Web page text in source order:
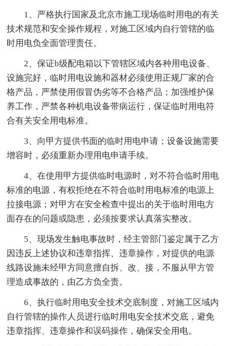
1、严格执行国家及北京市施工现场临时用电的有关
技术规范和安全操作规程，对施工区域内自行管辖的临
时用电负全面管理责任。
2、保证b级配电箱以下管辖区域内各种用电设备、
设施完好，临时用电设施和器材必须使用正规厂家的合
格产品，严禁使用假冒伪劣等不合格产品；加强维护保
养工作，严禁各种机电设备带病运行，保证临时用电符
合有关安全用电标准。
3、向甲方提供书面的临时用电申请；设备设施需要
增容时，必须重新办理用电申请手续。
4、在使用甲方提供临时电源时，对不符合临时用电
标准的电源，有权拒绝在不符合临时用电标准的电源上
拉接电源；对甲方在安全检查中提出的关于临时用电方
面存在的问题或隐患，必须按要求认真落实整改。
5、现场发生触电事故时，经主管部门鉴定属于乙方
因违反上述协议和违章指挥、违章操作，对提供的电源
线路设施未经甲方同意擅自拆、改、接，不服从甲方管
理造成事故的，由乙方负全责。
6、执行临时用电安全技术交底制度，对施工区域内
自行管辖的操作人员进行临时用电安全技术交底，避免
违章指挥、违章操作和误码操作，确保安全用电。